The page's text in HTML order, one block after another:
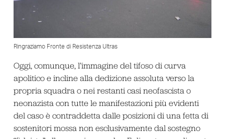
Ringraziamo Fronte di Resistenza Ultras
Oggi, comunque, l’immagine del tifoso di curva
apolitico e incline alla dedizione assoluta verso la
propria squadra o nei restanti casi neofascista o
neonazista con tutte le manifestazioni più evidenti
del caso è contraddetta dalle posizioni di una fetta di
sostenitori mossa non esclusivamente dal sostegno